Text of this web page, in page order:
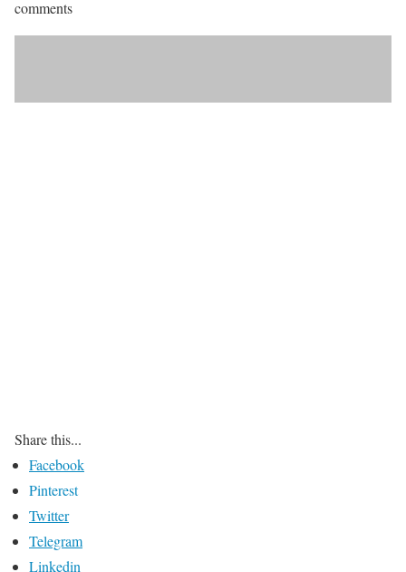
comments
Share this...
Facebook
Pinterest
Twitter
Telegram
Linkedin